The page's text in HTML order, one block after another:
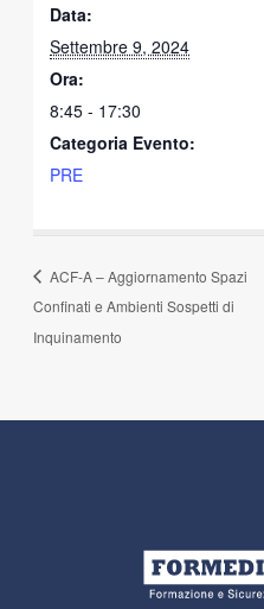
Data:
Settembre 9, 2024
Ora:
8:45 - 17:30
Categoria Evento:
PRE
ACF-A – Aggiornamento Spazi
Confinati e Ambienti Sospetti di
Inquinamento